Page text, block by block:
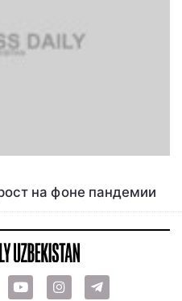
на фоне пандемии